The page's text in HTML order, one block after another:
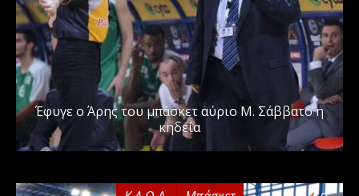
Έφυγε ο Άρης του μπάσκετ αύριο Μ. Σάββατο η
κηδεία